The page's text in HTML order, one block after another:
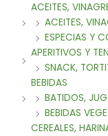
ACEITES,
ACEITES,
ESPECIAS Y
APERITIVOS Y
SNACK,
BEBIDAS
BATIDOS,
BEBIDAS
CEREALES,